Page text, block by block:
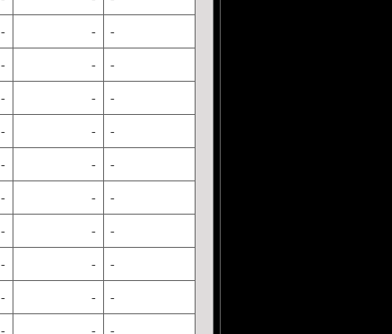
- - -
- - -
- - -
- - -
- - -
- - -
- - -
- - -
- - -
- - -